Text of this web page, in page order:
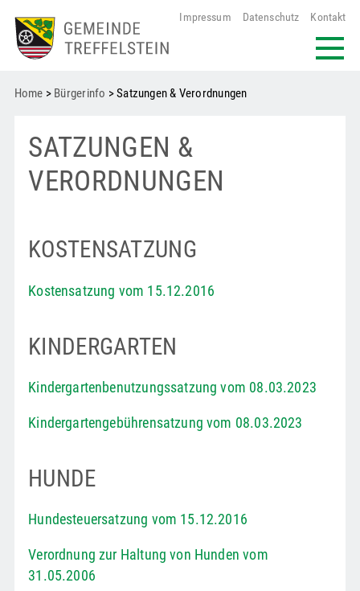
Impressum Datenschutz Kontakt
Home > Bürgerinfo > Satzungen & Verordnungen
SATZUNGEN &
VERORDNUNGEN
KOSTENSATZUNG
Kostensatzung vom 15.12.2016
KINDERGARTEN
Kindergartenbenutzungssatzung vom 08.03.2023
Kindergartengebührensatzung vom 08.03.2023
HUNDE
Hundesteuersatzung vom 15.12.2016
Verordnung zur Haltung von Hunden vom
31.05.2006